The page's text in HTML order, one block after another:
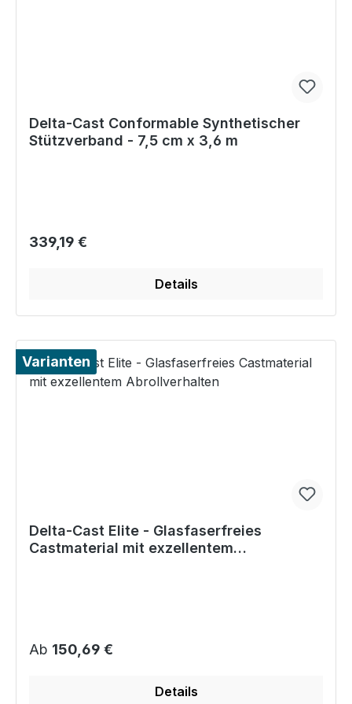
Delta-Cast Conformable Synthetischer
Stützverband - 7,5 cm x 3,6 m
Regulärer Preis:
339,19 €
Details
Varianten
Delta-Cast Elite - Glasfaserfreies
Castmaterial mit exzellentem
Regulärer Preis:
Ab 150,69 €
Details